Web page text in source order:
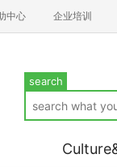
中心 企业培训
search